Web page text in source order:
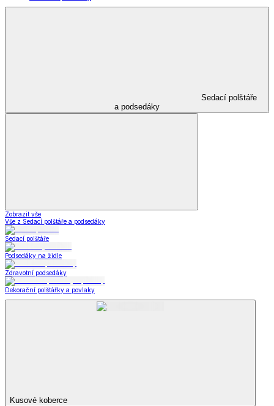
Sedací polštáře
a podsedáky
Zobrazit vše
Vše z Sedací polštáře a podsedáky
Sedací polštáře
Podsedáky na židle
Zdravotní podsedáky
Dekorační polštářky a povlaky
Kusové koberce